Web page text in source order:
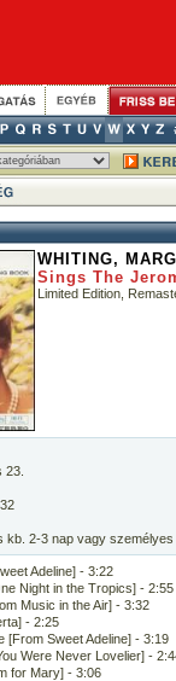
WHITING,
Sings The
Limited Edition,
23.
kb. 2-3 nap vagy
Adeline] - 3:22
Night in the Tropics] - 2:55
Music in the Air] - 3:32
- 2:25
[From Sweet Adeline] - 3:19
Were Never Lovelier] -
for Mary] - 3:06